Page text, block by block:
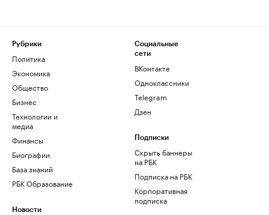
Рубрики
Политика
Экономика
Общество
Бизнес
Технологии и
медиа
Финансы
Биографии
База знаний
РБК Образование
Новости
Социальные
сети
ВКонтакте
Одноклассники
Telegram
Дзен
Подписки
Скрыть баннеры
на РБК
Подписка на РБК
Корпоративная
подписка